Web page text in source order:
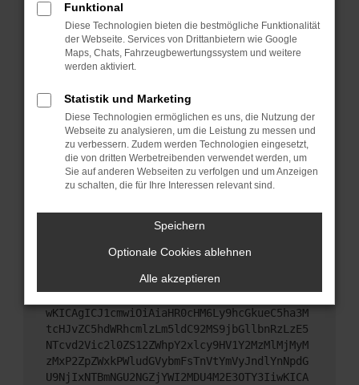
Das kann manchmal helfen, vorübergehende
Probleme zu beheben.
Stelle sicher, dass dein Browser und dein
Betriebssystem auf dem neuesten Stand sind.
Sicherheitsrisiko, sondern kann auch dazu führen,
dass bestimmte Funktionen nicht mehr
unterstützt werden.
Wende dich an den Webseitenbetreiber.
Wenn du alle oben genannten Schritte versucht
hast, kontaktiere uns bitte. Wir werden versuchen,
das Problem zu beheben. Du kannst uns diesen
Text schicken, um uns bei der Fehlersuche zu
unterstützen:
ewogICJuYW1lIjogIk5ldHdvcmtFcnJvciIsCiAgI
mNvbmZpZyI6IHsKICAgICJtZXRob2QiOiAiR0VUIi
wKICAgICJ1cmwiOiAiaHR0cHM6Ly9hcGkueC5ha3M
tcHJvZC5hdWRhcmlzLm5ldC92MS9jbGllbnRzLzE5
NTcvd2Vic2l0ZS12ZWhpY2xlcy9HV1Y2MzMlMjMyM
zMxP2ZpZWxkPWludGVybmFsTnVtYmVyJndlYnNpdG
U9NjIxNTBmNGU2NGZjYWI2MDU4M2E3OTY3IiwKICA
Funktional
Diese Technologien bieten die bestmögliche Funktionalität
der Webseite. Services von Drittanbietern wie Google
Maps, Chats, Fahrzeugbewertungssystem und weitere
werden aktiviert.
Statistik und Marketing
Diese Technologien ermöglichen es uns, die Nutzung der
Webseite zu analysieren, um die Leistung zu messen und
zu verbessern. Zudem werden Technologien eingesetzt,
die von dritten Werbetreibenden verwendet werden, um
Sie auf anderen Webseiten zu verfolgen und um Anzeigen
zu schalten, die für Ihre Interessen relevant sind.
Speichern
Optionale Cookies ablehnen
Alle akzeptieren